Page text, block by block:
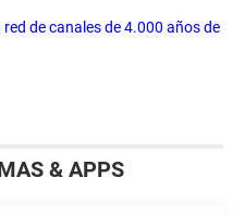
de canales de 4.000 años de
& APPS